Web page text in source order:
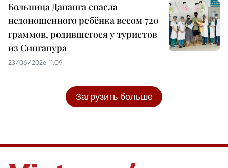
Больница Дананга спасла
недоношенного ребёнка весом 720
граммов, родившегося у туристов
из Сингапура
23/06/2026 11:09
Загрузить больше